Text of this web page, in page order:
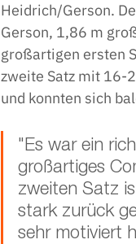
Heidrich/Gerson.
Gerson, 1,86 m
großartigen ersten
zweite Satz mit 16-
und konnten sich
"Es war ein
großartiges
zweiten Satz
stark zurück
sehr motiviert